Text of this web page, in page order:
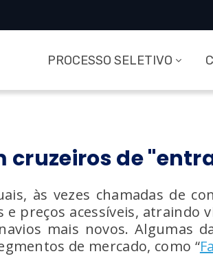
PROCESSO SELETIVO
cruzeiros de
às vezes chamadas de
preços acessíveis,
mais novos. Algumas
de mercado, como “